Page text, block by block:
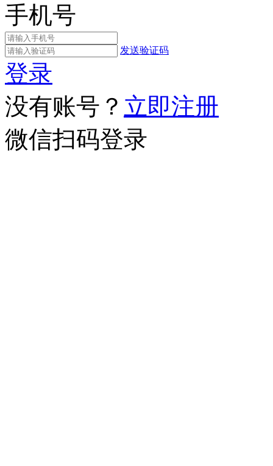
手机号
发送验证码
登录
没有账号？ 立即注册
微信扫码登录